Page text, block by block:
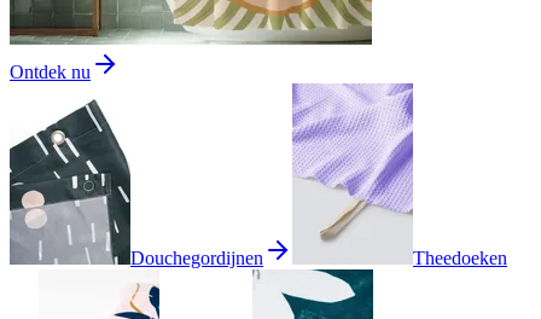
Ontdek nu
Douchegordijnen Theedoeken